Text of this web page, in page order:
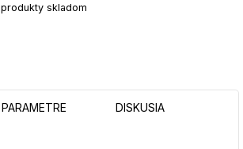
produkty skladom
PARAMETRE DISKUSIA